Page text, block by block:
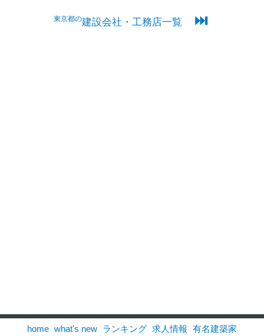
東京都の建設会社・工務店一覧 ⏭
home what's new ランキング 求人情報 有名建築家